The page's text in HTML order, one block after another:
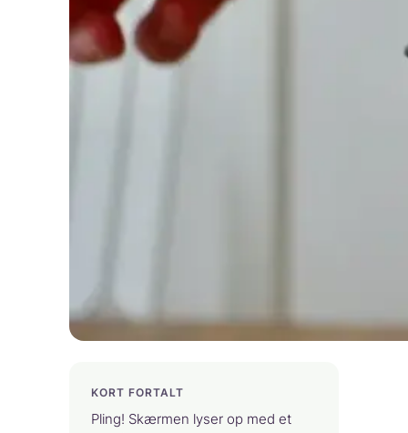
KORT FORTALT
Pling! Skærmen lyser op med et